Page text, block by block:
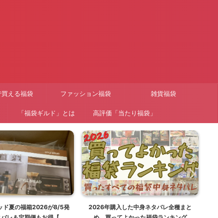
える福袋 ファッション福袋 雑貨福袋
「福袋ギルド」とは 高評価「当たり福袋」
ド夏の福箱2026が8/5発
2026年購入した中身ネタバレ全種まと